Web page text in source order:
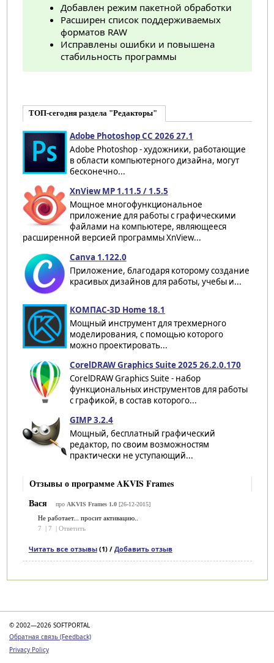
Добавлен режим пакетной обработки
Расширен список поддерживаемых
форматов RAW
Исправлены ошибки и повышена
стабильность программы
ТОП-сегодня раздела "Редакторы"
Adobe Photoshop CC 2026 27.1
Adobe Photoshop - художники, работающие
в области компьютерного дизайна, могут
бесконечно...
XnView MP 1.11.5 / 1.5.5
Мощное многофункциональное
приложение для работы с графическими
файлами на компьютере, являющееся
расширенной версией программы XnView...
Canva 1.122.0
Приложение, благодаря которому создание
красивых дизайнов для работы, учебы и...
КОМПАС-3D Home 18.1
Мощный инструмент для трехмерного
моделирования, с помощью которого
можно проектировать...
CorelDRAW Graphics Suite 2025 26.2.0.170
CorelDRAW Graphics Suite - набор
функциональных инструментов для работы
с графикой, в состав которого...
GIMP 3.2.4
Мощный, бесплатный графический
редактор, по своим возможностям
практически не уступающий...
Отзывы о программе AKVIS Frames
Вася
про AKVIS Frames 1.0[26-12-2015]
Не работает... просит активацию..
7
7 Ответить
Читать все отзывы(1) / Добавить отзыв
© 2002—2026 SOFTPORTAL
Обратная связь (Feedback)
Privacy Policy